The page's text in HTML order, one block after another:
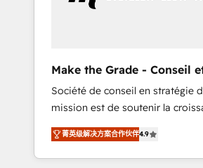
HubSpot aborde chaque projet
objectifs d’entreprise. Grâce à une
méthodologie éprouvée auprès
400 clients, nous comprenons
vos enjeux et intégrons
HubSpot dans votre organisation. Pour
question technique ou besoin
Make the Grade - Conseil
intégrateur HubSpot
Société de conseil en stratégie
mission est de soutenir la
entreprises B2B à travers
nouveaux clients, l'intégration
développement des revenus
菁英级解决方案合作伙伴4.9